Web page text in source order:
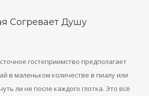
Согревает Душу
гостеприимство предполагает
в маленьком количестве в пиалу или
ли не после каждого глотка. Это всё